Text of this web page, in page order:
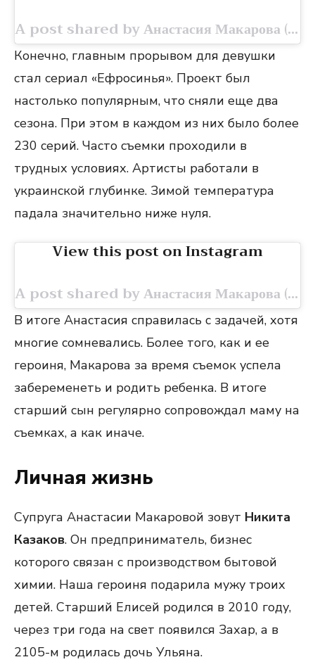
A post shared by Анастасия Макарова (@nastya.mak.off)
Конечно, главным прорывом для девушки
стал сериал «Ефросинья». Проект был
настолько популярным, что сняли еще два
сезона. При этом в каждом из них было более
230 серий. Часто съемки проходили в
трудных условиях. Артисты работали в
украинской глубинке. Зимой температура
падала значительно ниже нуля.
View this post on Instagram
A post shared by Анастасия Макарова (@nastya.mak.off)
В итоге Анастасия справилась с задачей, хотя
многие сомневались. Более того, как и ее
героиня, Макарова за время съемок успела
забеременеть и родить ребенка. В итоге
старший сын регулярно сопровождал маму на
съемках, а как иначе.
Личная жизнь
Супруга Анастасии Макаровой зовут Никита
Казаков. Он предприниматель, бизнес
которого связан с производством бытовой
химии. Наша героиня подарила мужу троих
детей. Старший Елисей родился в 2010 году,
через три года на свет появился Захар, а в
2105-м родилась дочь Ульяна.